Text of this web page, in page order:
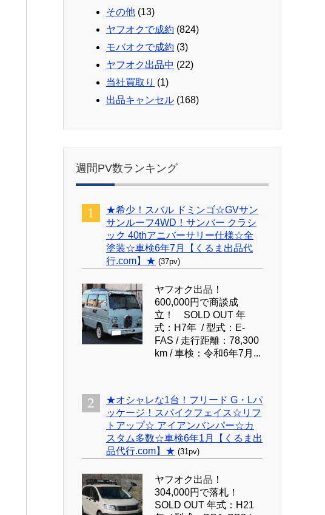
その他 (13)
ヤフオクで成約 (824)
モバオクで成約 (3)
ヤフオク出品中 (22)
当社買取り (1)
出品キャンセル (168)
週間PV数ランキング
★希少！スバル ドミンゴ☆GVサン
サンルーフ4WD！サンバー クラシ
ック 40thアニバーサリー仕様☆全
塗装☆車検6年7月【くるま出品代
行.com】★ (37pv)
ヤフオク出品！
600,000円で商談成
立！ SOLD OUT 年
式：H7年 / 型式：E-
FAS / 走行距離：78,300
km / 車検：令和6年7月...
★オシャレな1台！フリード G・Lパ
ッケージ！スパイクフェイス☆リフ
トアップ☆ アイアンバンパー☆カ
スタム多数☆車検6年1月【くるま出
品代行.com】★ (31pv)
ヤフオク出品！
304,000円で落札！
SOLD OUT 年式：H21